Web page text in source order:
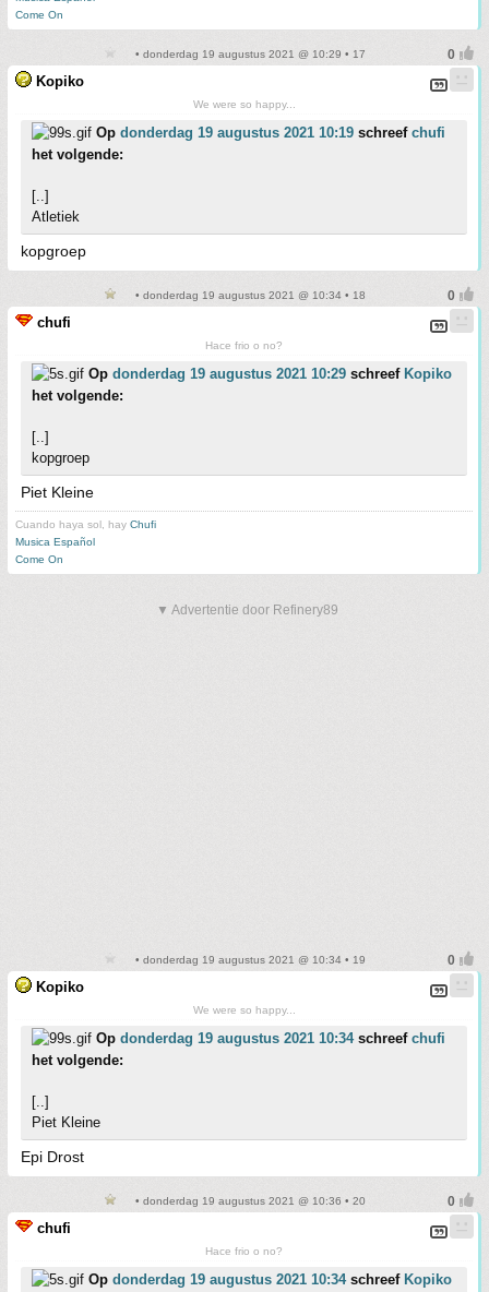
Come On
• donderdag 19 augustus 2021 @ 10:29 • 17
Kopiko
We were so happy...
Op donderdag 19 augustus 2021 10:19 schreef chufi
het volgende:
[..]
Atletiek
kopgroep
• donderdag 19 augustus 2021 @ 10:34 • 18
chufi
Hace frio o no?
Op donderdag 19 augustus 2021 10:29 schreef Kopiko
het volgende:
[..]
kopgroep
Piet Kleine
Cuando haya sol, hay Chufi
Musica Español
Come On
▼ Advertentie door Refinery89
• donderdag 19 augustus 2021 @ 10:34 • 19
Kopiko
We were so happy...
Op donderdag 19 augustus 2021 10:34schreef chufi
het volgende:
[..]
Piet Kleine
Epi Drost
• donderdag 19 augustus 2021 @ 10:36 • 20
chufi
Hace frio o no?
Op donderdag 19 augustus 2021 10:34schreef Kopiko